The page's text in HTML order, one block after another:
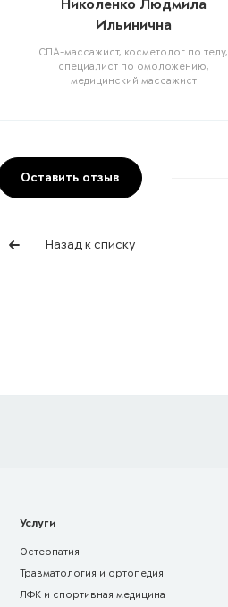
Николенко Людмила
Ильинична
СПА-массажист, косметолог по телу,
специалист по омоложению,
медицинский массажист
Оставить отзыв
Назад к списку
Услуги
Остеопатия
Травматология и ортопедия
ЛФК и спортивная медицина